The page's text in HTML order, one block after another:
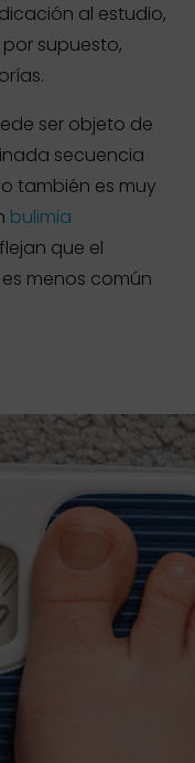
al estudio,
supuesto,
ser objeto de
secuencia
también es muy
bulimia
que el
menos común